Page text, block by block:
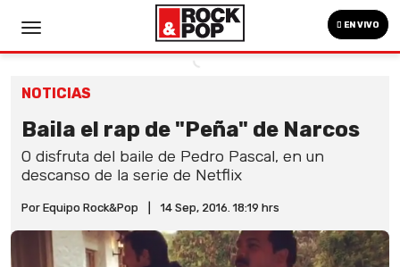
EN VIVO
NOTICIAS
Baila el rap de "Peña" de Narcos
O disfruta del baile de Pedro Pascal, en un
descanso de la serie de Netflix
Por Equipo Rock&Pop 14 Sep, 2016. 18:19 hrs